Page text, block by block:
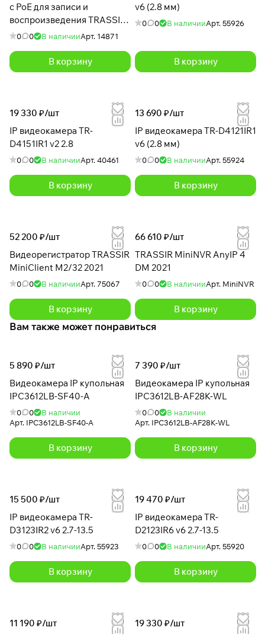
c PoE для записи и
воспроизведения TRASSIR
TR-N1108P
0 0 В наличииАрт. 14871
В корзину
v6 (2.8 мм)
0 0 В наличииАрт.55926
В корзину
19 330 ₽/шт
IP видеокамера TR-
D4151IR1 v2 2.8
0 0 В наличииАрт.40461
В корзину
13 690 ₽/шт
IP видеокамера TR-D4121IR1
v6 (2.8 мм)
0 0 В наличииАрт.55924
В корзину
52 200 ₽/шт
Видеорегистратор TRASSIR
MiniClient M2/32 2021
0 0 В наличииАрт.75067
В корзину
66 610 ₽/шт
TRASSIR MiniNVR AnyIP 4
DM 2021
0 0 В наличииАрт. MiniNVR
В корзину
Вам также может понравиться
5 890 ₽/шт
Видеокамера IP купольная
IPC3612LB-SF40-A
0 0
В наличии
Арт. IPC3612LB-SF40-A
В корзину
7 390 ₽/шт
Видеокамера IP купольная
IPC3612LB-AF28K-WL
0 0
В наличии
Арт. IPC3612LB-AF28K-WL
В корзину
15 500 ₽/шт
IP видеокамера TR-
D3123IR2 v6 2.7-13.5
0 0 В наличииАрт.55923
В корзину
19 470 ₽/шт
IP видеокамера TR-
D2123IR6 v6 2.7-13.5
0 0 В наличииАрт.55920
В корзину
11 190 ₽/шт
19 330 ₽/шт